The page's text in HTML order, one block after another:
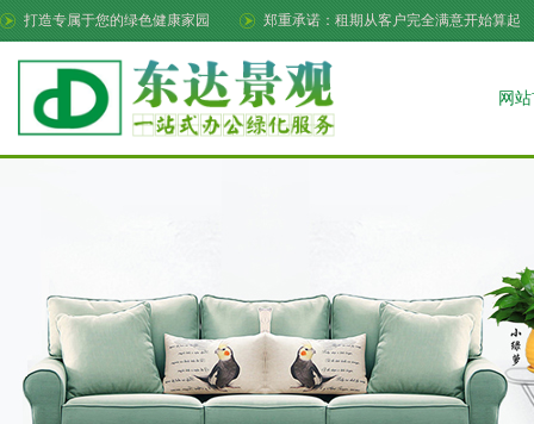
打造专属于您的绿色健康家园 郑重承诺：租期从客户完全满意开始算起
网